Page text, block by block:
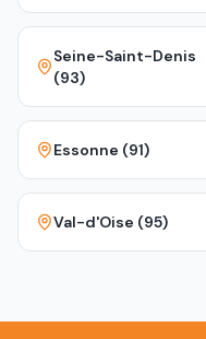
Seine-Saint-Denis
(93)
Essonne (91)
Val-d'Oise (95)